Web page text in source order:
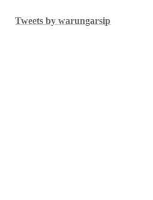
Tweets by warungarsip